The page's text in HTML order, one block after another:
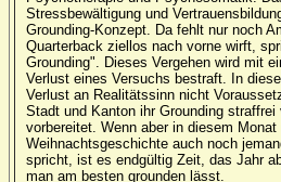
Stressbewältigung und
Grounding-Konzept. Da fehlt nur noch
Quarterback ziellos nach vorne wirft,
Grounding". Dieses Vergehen wird mit
Verlust eines Versuchs bestraft. In
Verlust an Realitätssinn nicht
Stadt und Kanton ihr Grounding
vorbereitet. Wenn aber in diesem
Weihnachtsgeschichte auch noch
spricht, ist es endgültig Zeit, das Jahr
man am besten grounden lässt.